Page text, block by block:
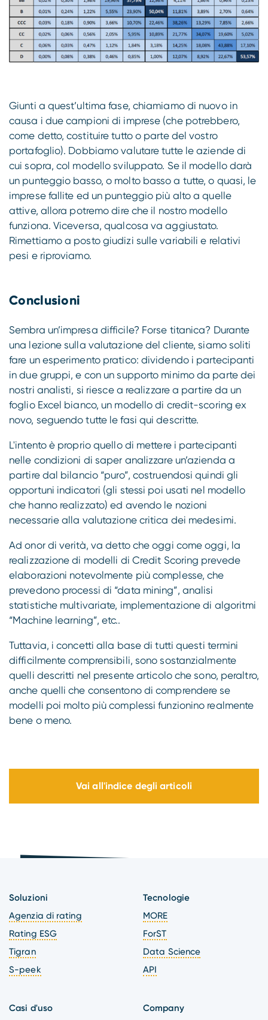
Giunti a quest’ultima fase, chiamiamo di nuovo in
causa i due campioni di imprese (che potrebbero,
come detto, costituire tutto o parte del vostro
portafoglio). Dobbiamo valutare tutte le aziende di
cui sopra, col modello sviluppato. Se il modello darà
un punteggio basso, o molto basso a tutte, o quasi, le
imprese fallite ed un punteggio più alto a quelle
attive, allora potremo dire che il nostro modello
funziona. Viceversa, qualcosa va aggiustato.
Rimettiamo a posto giudizi sulle variabili e relativi
pesi e riproviamo.
Conclusioni
Sembra un’impresa difficile? Forse titanica? Durante
una lezione sulla valutazione del cliente, siamo soliti
fare un esperimento pratico: dividendo i partecipanti
in due gruppi, e con un supporto minimo da parte dei
nostri analisti, si riesce a realizzare a partire da un
foglio Excel bianco, un modello di credit-scoring ex
novo, seguendo tutte le fasi qui descritte.
L'intento è proprio quello di mettere i partecipanti
nelle condizioni di saper analizzare un’azienda a
partire dal bilancio “puro”, costruendosi quindi gli
opportuni indicatori (gli stessi poi usati nel modello
che hanno realizzato) ed avendo le nozioni
necessarie alla valutazione critica dei medesimi.
Ad onor di verità, va detto che oggi come oggi, la
realizzazione di modelli di Credit Scoring prevede
elaborazioni notevolmente più complesse, che
prevedono processi di “data mining”, analisi
statistiche multivariate, implementazione di algoritmi
“Machine learning”, etc..
Tuttavia, i concetti alla base di tutti questi termini
difficilmente comprensibili, sono sostanzialmente
quelli descritti nel presente articolo che sono, peraltro,
anche quelli che consentono di comprendere se
modelli poi molto più complessi funzionino realmente
bene o meno.
Vai all'indice degli articoli
Soluzioni
Agenzia di rating
Rating ESG
Tigran
S-peek
Tecnologie
MORE
ForST
Data Science
API
Casi d'uso
Company